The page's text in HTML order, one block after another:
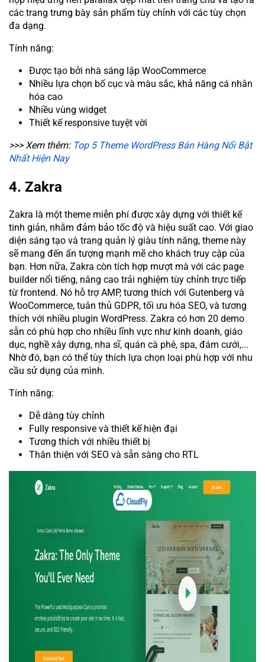
các trang trưng bày sản phẩm tùy chỉnh với các tùy chọn
đa dạng.
Tính năng:
Được tạo bởi nhà sáng lập WooCommerce
Nhiều lựa chọn bố cục và màu sắc, khả năng cá nhân
hóa cao
Nhiều vùng widget
Thiết kế responsive tuyệt vời
>>> Xem thêm: Top 5 Theme WordPress Bán Hàng Nổi Bật
Nhất Hiện Nay
4. Zakra
Zakra là một theme miễn phí được xây dựng với thiết kế
tinh giản, nhằm đảm bảo tốc độ và hiệu suất cao. Với giao
diện sáng tạo và trang quản lý giàu tính năng, theme này
sẽ mang đến ấn tượng mạnh mẽ cho khách truy cập của
bạn. Hơn nữa, Zakra còn tích hợp mượt mà với các page
builder nổi tiếng, nâng cao trải nghiệm tùy chỉnh trực tiếp
từ frontend. Nó hỗ trợ AMP, tương thích với Gutenberg và
WooCommerce, tuân thủ GDPR, tối ưu hóa SEO, và tương
thích với nhiều plugin WordPress. Zakra có hơn 20 demo
sẵn có phù hợp cho nhiều lĩnh vực như kinh doanh, giáo
dục, nghề xây dựng, nha sĩ, quán cà phê, spa, đám cưới,...
Nhờ đó, bạn có thể tùy thích lựa chọn loại phù hợp với nhu
cầu sử dụng của mình.
Tính năng:
Dễ dàng tùy chỉnh
Fully responsive và thiết kế hiện đại
Tương thích với nhiều thiết bị
Thân thiện với SEO và sẵn sàng cho RTL